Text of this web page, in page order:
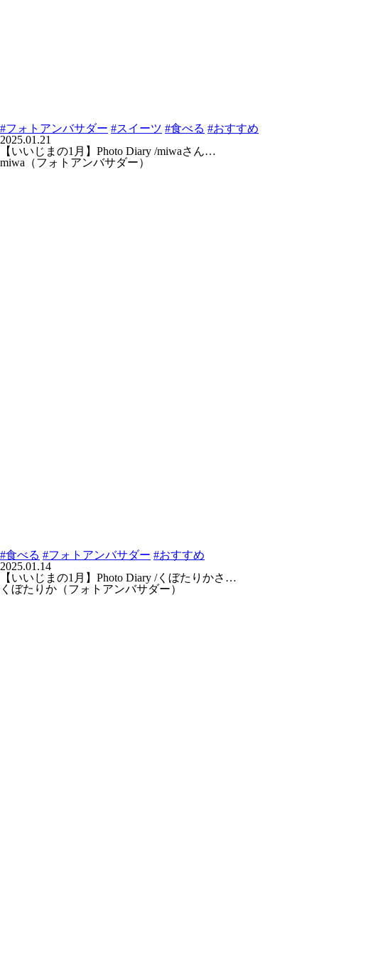
#フォトアンバサダー #スイーツ #食べる #おすすめ
2025.01.21
【いいじまの1月】Photo Diary /miwaさん…
miwa（フォトアンバサダー）
#食べる #フォトアンバサダー #おすすめ
2025.01.14
【いいじまの1月】Photo Diary /くぼたりかさ…
くぼたりか（フォトアンバサダー）